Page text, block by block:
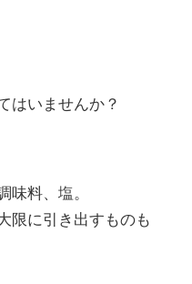
はいませんか？
味料、塩。
限に引き出すものも